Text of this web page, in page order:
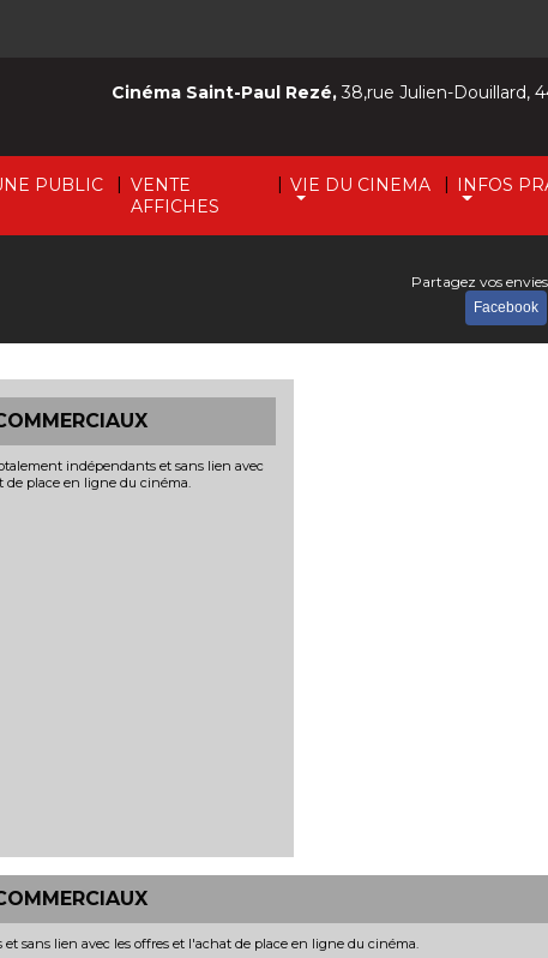
PUBLIC | VENTE
AFFICHES
| VIE DU CINEMA | INFOS
Cinéma Saint-Paul Rezé,38,rue Julien-Douillard,
Partagez vos
Facebook
indépendants et sans lien avec
de place en ligne du cinéma.
sans lien avec les offres et l'achat de place en ligne du cinéma.